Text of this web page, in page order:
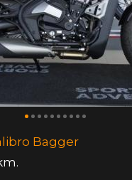
Bagger